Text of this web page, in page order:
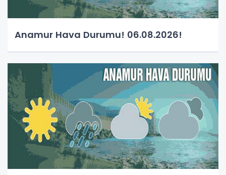
Anamur Hava Durumu! 06.08.2026!